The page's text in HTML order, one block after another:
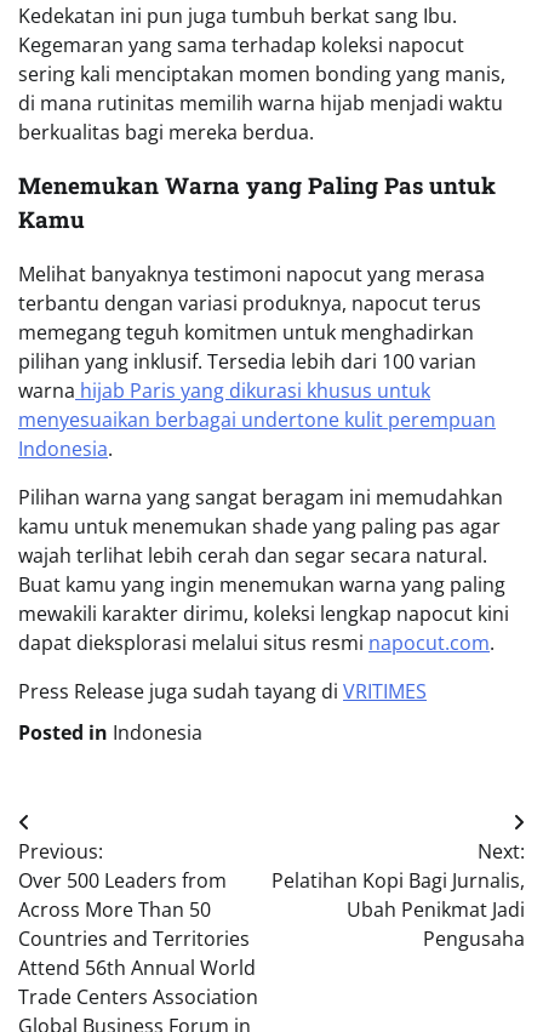
Kedekatan ini pun juga tumbuh berkat sang Ibu.
Kegemaran yang sama terhadap koleksi napocut
sering kali menciptakan momen bonding yang manis,
di mana rutinitas memilih warna hijab menjadi waktu
berkualitas bagi mereka berdua.
Menemukan Warna yang Paling Pas untuk
Kamu
Melihat banyaknya testimoni napocut yang merasa
terbantu dengan variasi produknya, napocut terus
memegang teguh komitmen untuk menghadirkan
pilihan yang inklusif. Tersedia lebih dari 100 varian
warna hijab Paris yang dikurasi khusus untuk
menyesuaikan berbagai undertone kulit perempuan
Indonesia.
Pilihan warna yang sangat beragam ini memudahkan
kamu untuk menemukan shade yang paling pas agar
wajah terlihat lebih cerah dan segar secara natural.
Buat kamu yang ingin menemukan warna yang paling
mewakili karakter dirimu, koleksi lengkap napocut kini
dapat dieksplorasi melalui situs resmi napocut.com.
Press Release juga sudah tayang di VRITIMES
Posted in Indonesia
Post
navigation
Previous:
Over 500 Leaders from
Across More Than 50
Countries and Territories
Attend 56th Annual World
Trade Centers Association
Global Business Forum in
Next:
Pelatihan Kopi Bagi Jurnalis,
Ubah Penikmat Jadi
Pengusaha